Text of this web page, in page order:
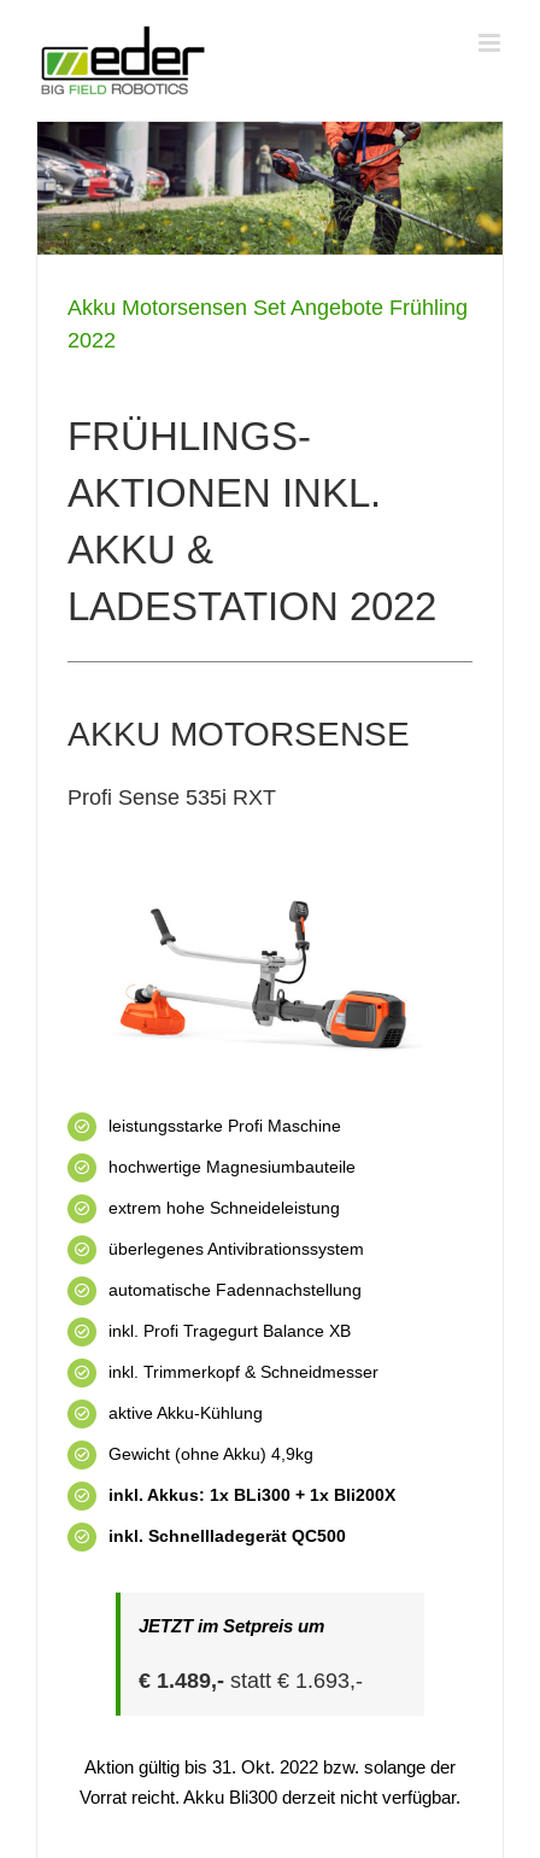
springen
Akku Motorsensen Set Angebote Frühling
2022
FRÜHLINGS-
AKTIONEN INKL.
AKKU &
LADESTATION 2022
AKKU MOTORSENSE
Profi Sense 535i RXT
leistungsstarke Profi Maschine
hochwertige Magnesiumbauteile
extrem hohe Schneideleistung
überlegenes Antivibrationssystem
automatische Fadennachstellung
inkl. Profi Tragegurt Balance XB
inkl. Trimmerkopf & Schneidmesser
aktive Akku-Kühlung
Gewicht (ohne Akku) 4,9kg
inkl. Akkus: 1x BLi300 + 1x Bli200X
inkl. Schnellladegerät QC500
JETZT im Setpreis um
€ 1.489,- statt € 1.693,-
Aktion gültig bis 31. Okt. 2022 bzw. solange der
Vorrat reicht. Akku Bli300 derzeit nicht verfügbar.